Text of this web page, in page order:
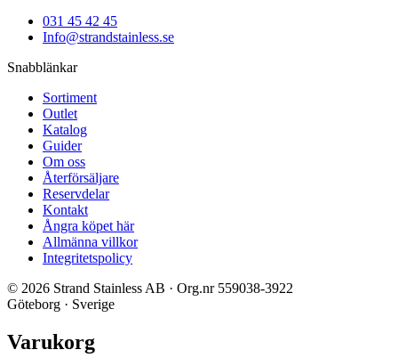
031 45 42 45
Info@strandstainless.se
Snabblänkar
Sortiment
Outlet
Katalog
Guider
Om oss
Återförsäljare
Reservdelar
Kontakt
Ångra köpet här
Allmänna villkor
Integritetspolicy
© 2026 Strand Stainless AB · Org.nr 559038-3922
Göteborg · Sverige
Varukorg